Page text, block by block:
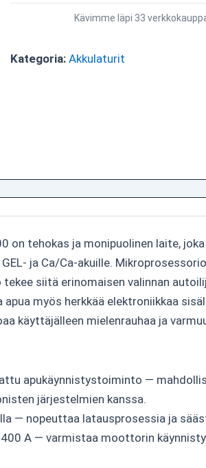
Kävimme läpi 33
Kategoria: Akkulaturit
on tehokas ja monipuolinen laite,
GEL- ja Ca/Ca-akuille.
siitä erinomaisen valinnan
myös herkkää elektroniikkaa
käyttäjälleen mielenrauhaa ja
apukäynnistystoiminto —
järjestelmien kanssa.
— nopeuttaa latausprosessia ja
A — varmistaa moottorin